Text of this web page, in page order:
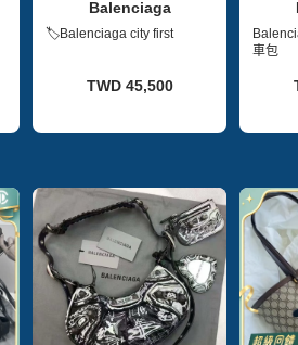
Balenciaga
🏷Balenciaga city first
TWD 45,500
車包